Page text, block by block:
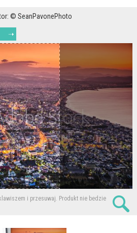
© SeanPavonePhoto
i przesuwaj. Produkt nie bedzie